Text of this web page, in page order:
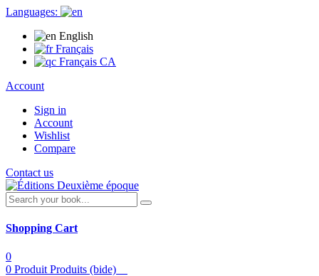
Languages:
English
Français
Français CA
Account
Sign in
Account
Wishlist
Compare
Contact us
Shopping Cart
0
0 Produit Produits (bide)